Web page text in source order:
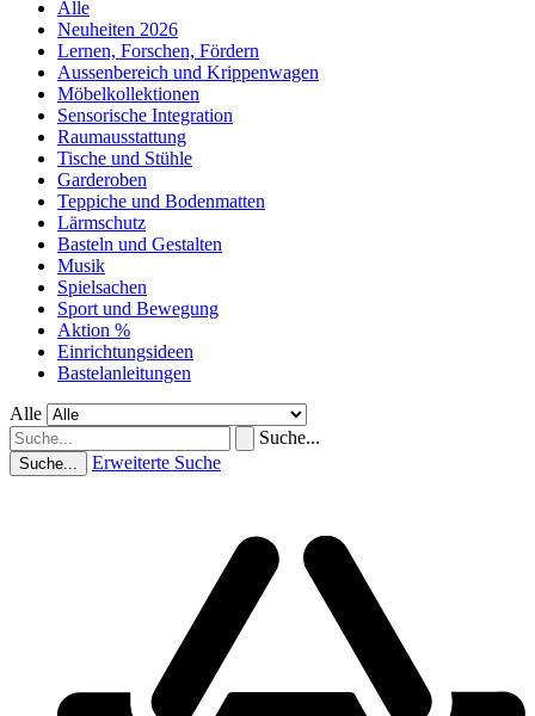
Alle
Neuheiten 2026
Lernen, Forschen, Fördern
Aussenbereich und Krippenwagen
Möbelkollektionen
Sensorische Integration
Raumausstattung
Tische und Stühle
Garderoben
Teppiche und Bodenmatten
Lärmschutz
Basteln und Gestalten
Musik
Spielsachen
Sport und Bewegung
Aktion %
Einrichtungsideen
Bastelanleitungen
Alle
Suche...
Suche... Erweiterte Suche